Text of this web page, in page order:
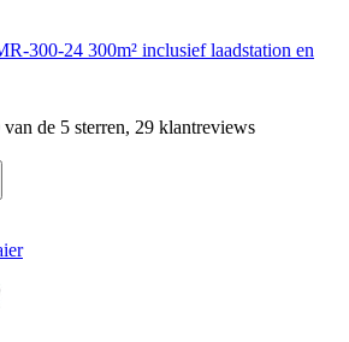
300-24 300m² inclusief laadstation en
de 5 sterren, 29 klantreviews